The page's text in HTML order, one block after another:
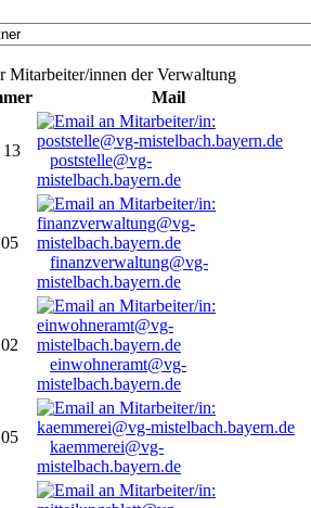
Mitarbeiter/innen der Verwaltung
Mail
poststelle@vg-
mistelbach.bayern.de
finanzverwaltung@vg-
mistelbach.bayern.de
einwohneramt@vg-
mistelbach.bayern.de
kaemmerei@vg-
mistelbach.bayern.de